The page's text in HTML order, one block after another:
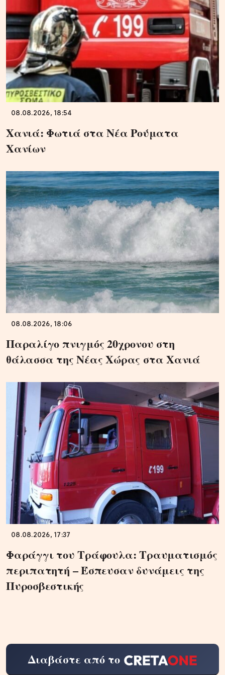
08.08.2026, 18:54
Χανιά: Φωτιά στα Νέα Ρούματα
Χανίων
08.08.2026, 18:06
Παραλίγο πνιγμός 20χρονου στη
θάλασσα της Νέας Χώρας στα Χανιά
08.08.2026, 17:37
Φαράγγι του Τράφουλα: Τραυματισμός
περιπατητή – Έσπευσαν δυνάμεις της
Πυροσβεστικής
Διαβάστε από το